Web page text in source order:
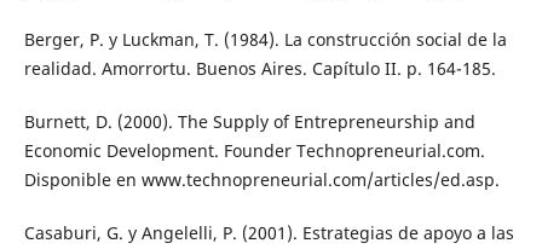
Berger, P. y Luckman, T. (1984). La construcción social de la
realidad. Amorrortu. Buenos Aires. Capítulo II. p. 164-185.
Burnett, D. (2000). The Supply of Entrepreneurship and
Economic Development. Founder Technopreneurial.com.
Disponible en www.technopreneurial.com/articles/ed.asp.
Casaburi, G. y Angelelli, P. (2001). Estrategias de apoyo a las